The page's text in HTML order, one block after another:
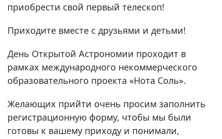
приобрести свой первый телескоп!
Приходите вместе с друзьями и детьми!
День Открытой Астрономии проходит в
рамках международного некоммерческого
образовательного проекта «Нота Соль».
Желающих прийти очень просим заполнить
регистрационную форму, чтобы мы были
готовы к вашему приходу и понимали,